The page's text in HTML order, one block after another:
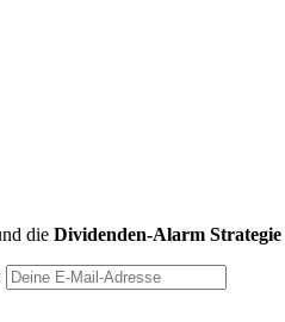
die Dividenden-Alarm Strategie